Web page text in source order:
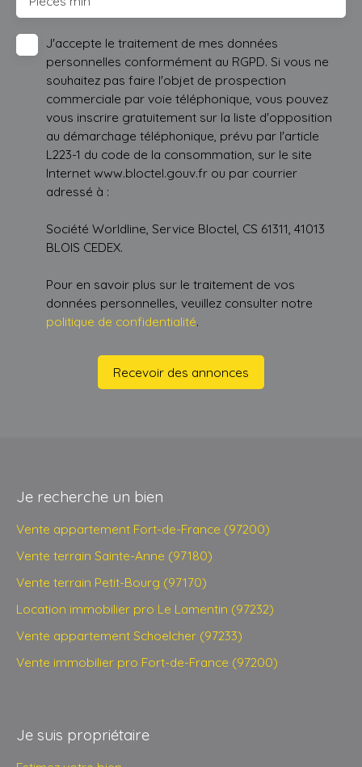
J'accepte le traitement de mes données
personnelles conformément au RGPD. Si vous ne
souhaitez pas faire l'objet de prospection
commerciale par voie téléphonique, vous pouvez
vous inscrire gratuitement sur la liste d'opposition
au démarchage téléphonique, prévu par l'article
L223-1 du code de la consommation, sur le site
Internet www.bloctel.gouv.fr ou par courrier
adressé à :
Société Worldline, Service Bloctel, CS 61311, 41013
BLOIS CEDEX.
Pour en savoir plus sur le traitement de vos
données personnelles, veuillez consulter notre
politique de confidentialité.
Recevoir des annonces
Je recherche un bien
Vente appartement Fort-de-France (97200)
Vente terrain Sainte-Anne (97180)
Vente terrain Petit-Bourg (97170)
Location immobilier pro Le Lamentin (97232)
Vente appartement Schoelcher (97233)
Vente immobilier pro Fort-de-France (97200)
Je suis propriétaire